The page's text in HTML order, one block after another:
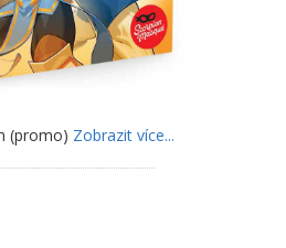
(promo) Zobrazit více...